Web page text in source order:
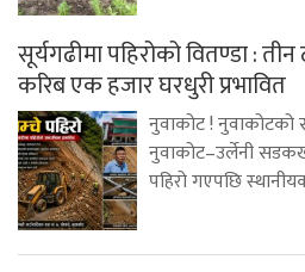
सूर्यगढीमा पहिरोको वितण्डा :
करिब एक हजार घरधुरी प्रभावित
नुवाकोट ! नुवाकोटको
नुवाकोट–उर्लेनी
पहिरो गएपछि